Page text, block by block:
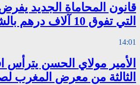
قانون المحاماة الجديد يفرض
التي تفوق 10 آلاف درهم بالشيك
14:01
الأمير مولاي الحسن يترأس
الثالثة من معرض المغرب